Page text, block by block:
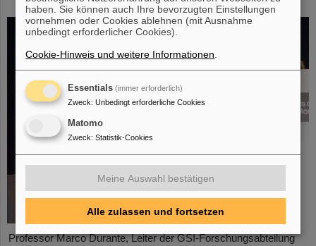
Professor Marco Durante, Leiter der GSI-Forschungsabteilung
haben. Sie können auch Ihre bevorzugten Einstellungen
vornehmen oder Cookies ablehnen (mit Ausnahme
unbedingt erforderlicher Cookies).
Cookie-Hinweis und weitere Informationen
Essentials (immer erforderlich)
Zweck: Unbedingt erforderliche Cookies
Matomo
Zweck: Statistik-Cookies
Meine Auswahl bestätigen
Alle zulassen und fortsetzen